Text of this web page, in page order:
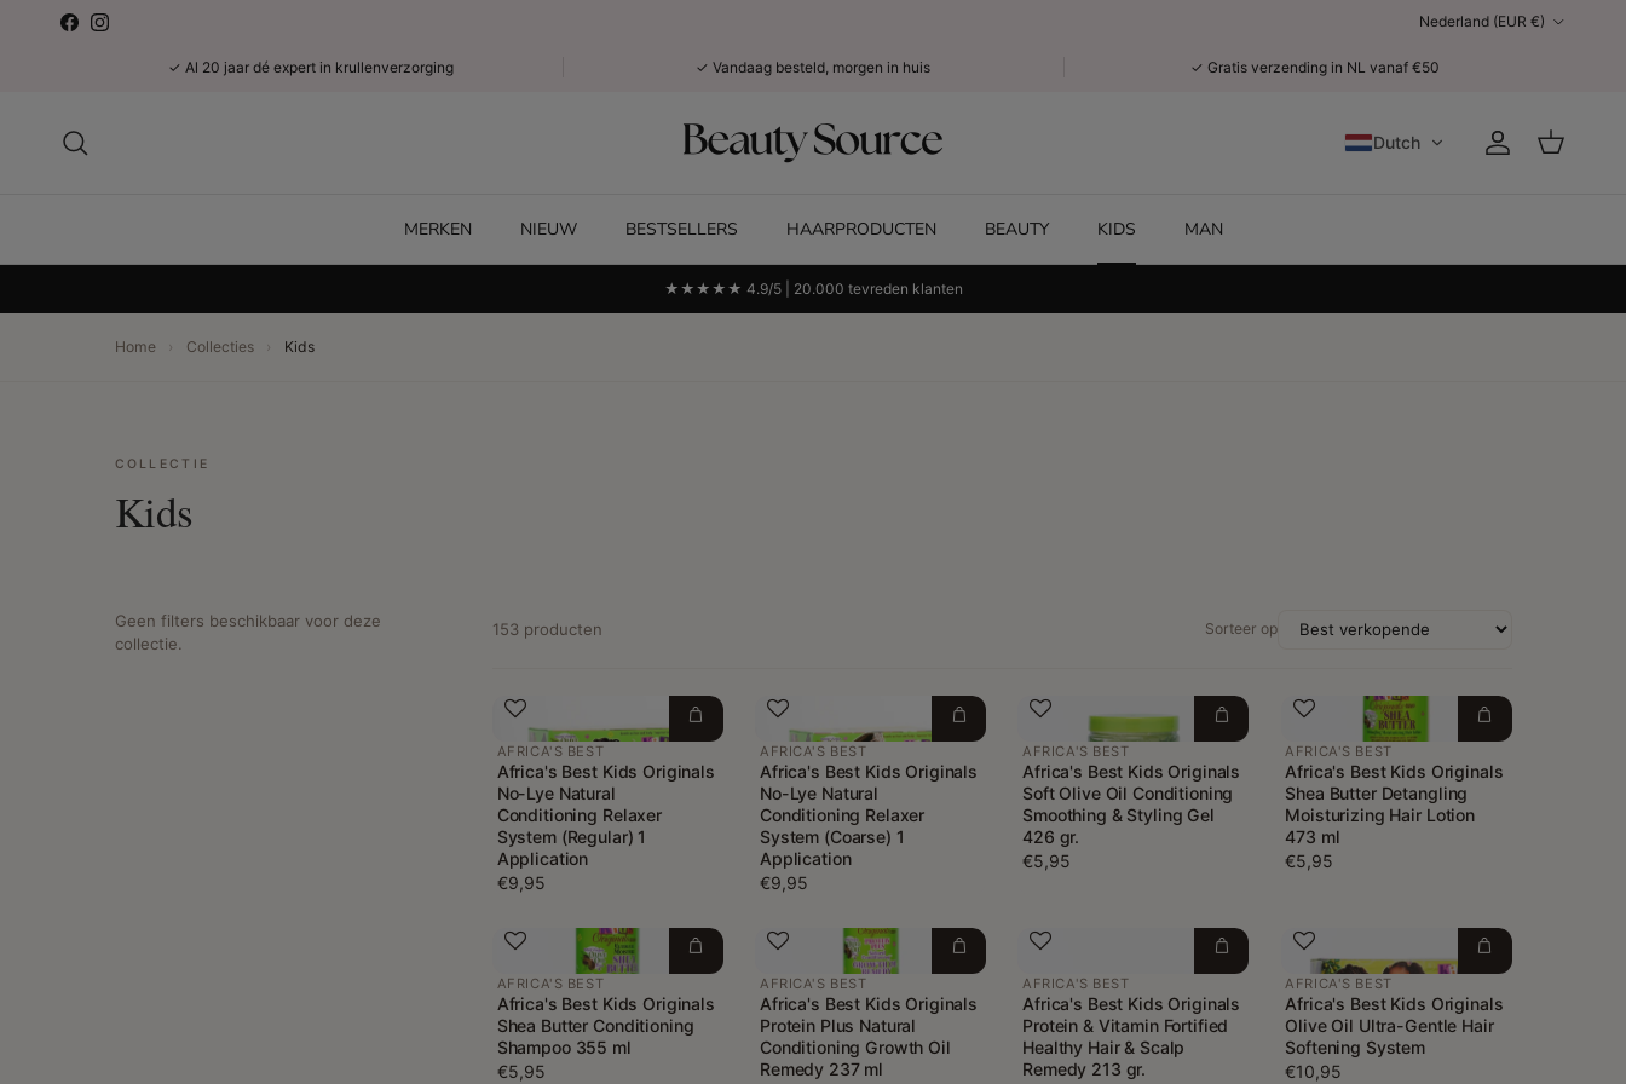
Ga naar inhoud
FacebookInstagram Nederland (EUR €)
✓ Al 20 jaar dé expert in krullenverzorging ✓ Vandaag besteld, morgen in huis ✓ Gratis verzending in NL vanaf €50
Dutch AccountWinkelwagen
MERKEN NIEUW BESTSELLERS HAARPRODUCTEN BEAUTY KIDS MAN
★★★★★ 4.9/5 | 20.000 tevreden klanten
Home › Collecties › Kids
COLLECTIE
Kids
Geen filters beschikbaar voor deze
collectie.
153 producten Sorteer op
AFRICA'S BEST
Africa's Best Kids Originals
No-Lye Natural
Conditioning Relaxer
System (Regular) 1
Application
€9,95
AFRICA'S BEST
Africa's Best Kids Originals
No-Lye Natural
Conditioning Relaxer
System (Coarse) 1
Application
€9,95
AFRICA'S BEST
Africa's Best Kids Originals
Soft Olive Oil Conditioning
Smoothing & Styling Gel
426 gr.
€5,95
AFRICA'S BEST
Africa's Best Kids Originals
Shea Butter Detangling
Moisturizing Hair Lotion
473 ml
€5,95
AFRICA'S BEST
Africa's Best Kids Originals
Shea Butter Conditioning
Shampoo 355 ml
€5,95
AFRICA'S BEST
Africa's Best Kids Originals
Protein Plus Natural
Conditioning Growth Oil
Remedy 237 ml
AFRICA'S BEST
Africa's Best Kids Originals
Protein & Vitamin Fortified
Healthy Hair & Scalp
Remedy 213 gr.
AFRICA'S BEST
Africa's Best Kids Originals
Olive Oil Ultra-Gentle Hair
Softening System
€10,95